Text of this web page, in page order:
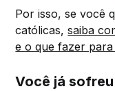
Por isso, se você
católicas,saiba
e o que fazer
Você já